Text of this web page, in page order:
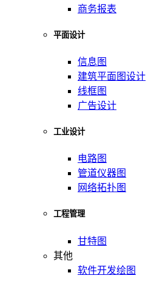
商务报表
平面设计
信息图
建筑平面图设计
线框图
广告设计
工业设计
电路图
管道仪器图
网络拓扑图
工程管理
甘特图
其他
软件开发绘图